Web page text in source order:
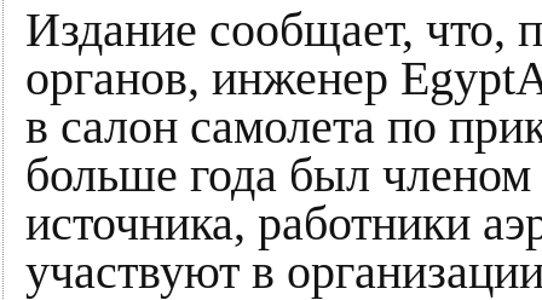
Издание сообщает, что,
органов, инженер
в салон самолета по
больше года был
источника, работники
участвуют в